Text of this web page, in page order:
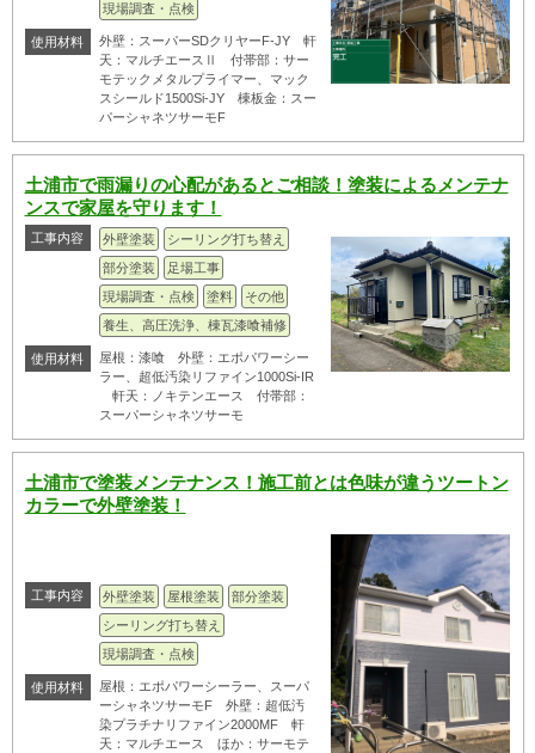
現場調査・点検
使用材料
外壁：スーパーSDクリヤーF-JY 軒
天：マルチエースⅡ 付帯部：サー
モテックメタルプライマー、マック
スシールド1500Si-JY 棟板金：スー
パーシャネツサーモF
土浦市で雨漏りの心配があるとご相談！塗装によるメンテナ
ンスで家屋を守ります！
工事内容 外壁塗装
シーリング打ち替え
部分塗装
足場工事
現場調査・点検
塗料
その他
養生、高圧洗浄、棟瓦漆喰補修
使用材料
屋根：漆喰 外壁：エポパワーシー
ラー、超低汚染リファイン1000Si-IR
軒天：ノキテンエース 付帯部：
スーパーシャネツサーモ
土浦市で塗装メンテナンス！施工前とは色味が違うツートン
カラーで外壁塗装！
工事内容 外壁塗装 屋根塗装
部分塗装
シーリング打ち替え
現場調査・点検
使用材料
屋根：エポパワーシーラー、スーパ
ーシャネツサーモF 外壁：超低汚
染プラチナリファイン2000MF 軒
天：マルチエース ほか：サーモテ